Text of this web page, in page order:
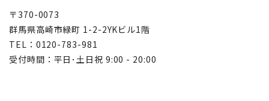
〒370-0073
群馬県高崎市緑町 1-2-2YKビル1階
TEL：0120-783-981
受付時間：平日･土日祝 9:00 - 20:00